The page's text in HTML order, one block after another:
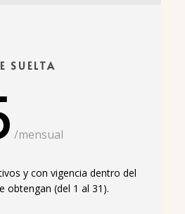
SUELTA
/mensual
y con vigencia dentro del
obtengan (del 1 al 31).